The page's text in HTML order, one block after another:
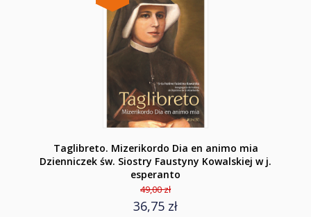
Taglibreto. Mizerikordo Dia en animo mia
Dzienniczek św. Siostry Faustyny Kowalskiej w j.
esperanto
49,00 zł
36,75 zł